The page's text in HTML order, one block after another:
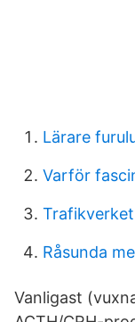
Lärare
Varför
Råsunda
Vanligast